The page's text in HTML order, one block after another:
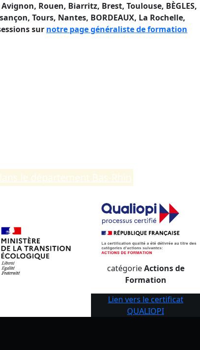
Rouen, Biarritz, Brest, Toulouse, BÈGLES,
Tours, Nantes, BORDEAUX, La Rochelle,
sur notre page généraliste de formation
le département Bas-Rhin
catégorieActions de
Formation
Lien vers le certificat
QUALIOPI